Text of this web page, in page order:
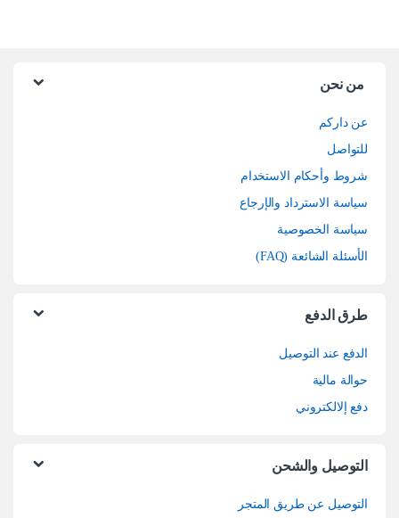
من نحن
عن داركم
للتواصل
شروط وأحكام الاستخدام
سياسة الاسترداد والإرجاع
سياسة الخصوصية
الأسئلة الشائعة (FAQ)
طرق الدفع
الدفع عند التوصيل
حوالة مالية
دفع إلالكتروني
التوصيل والشحن
التوصيل عن طريق المتجر